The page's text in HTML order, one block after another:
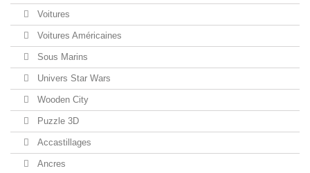
Voitures
Voitures Américaines
Sous Marins
Univers Star Wars
Wooden City
Puzzle 3D
Accastillages
Ancres